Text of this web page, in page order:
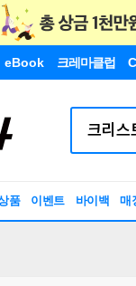
eBook 크레마클럽
품 이벤트 바이백 매